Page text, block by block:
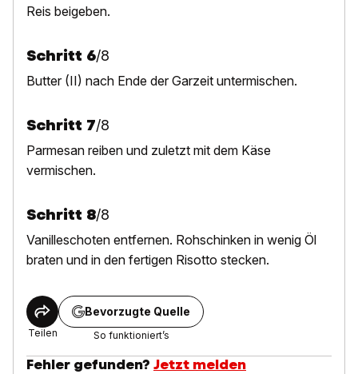
Reis beigeben.
Schritt 6/8
Butter (II) nach Ende der Garzeit untermischen.
Schritt 7/8
Parmesan reiben und zuletzt mit dem Käse
vermischen.
Schritt 8/8
Vanilleschoten entfernen. Rohschinken in wenig Öl
braten und in den fertigen Risotto stecken.
Teilen
Bevorzugte Quelle
So funktioniert’s
Fehler gefunden? Jetzt melden